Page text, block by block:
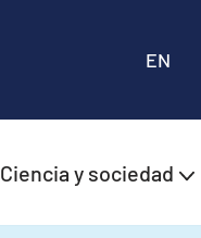
EN
Ciencia y sociedad